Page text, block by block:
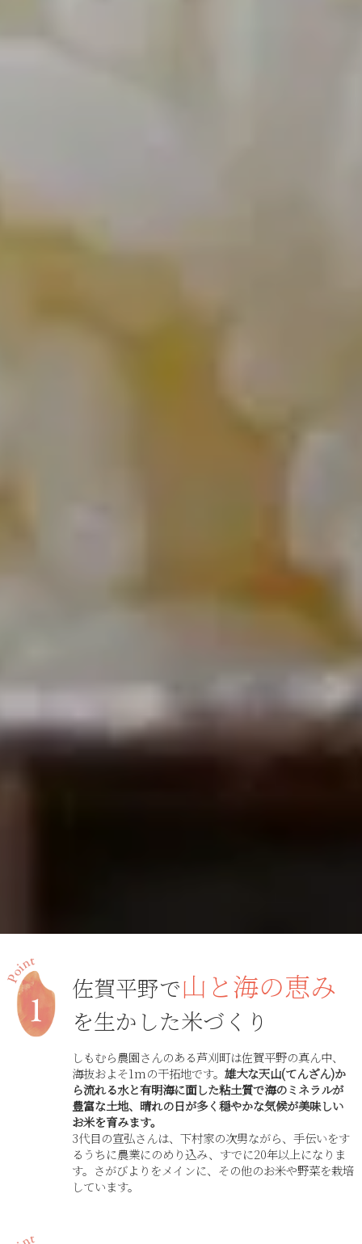
佐賀平野で山と海の恵み
を生かした米づくり
しもむら農園さんのある芦刈町は佐賀平野の真ん中、
海抜およそ1mの干拓地です。雄大な天山(てんざん)か
ら流れる水と有明海に面した粘土質で海のミネラルが
豊富な土地、晴れの日が多く穏やかな気候が美味しい
お米を育みます。
3代目の宣弘さんは、下村家の次男ながら、手伝いをす
るうちに農業にのめり込み、すでに20年以上になりま
す。さがびよりをメインに、その他のお米や野菜を栽培
しています。